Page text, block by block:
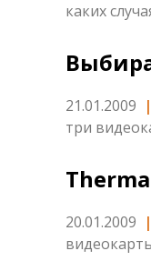
каких
21.01.2009 |
три
20.01.2009 |